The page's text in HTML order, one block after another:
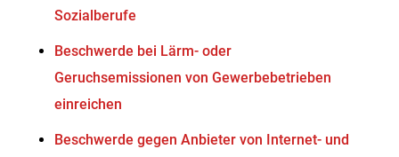
Sozialberufe
Beschwerde bei Lärm- oder
Geruchsemissionen von Gewerbebetrieben
einreichen
Beschwerde gegen Anbieter von Internet- und